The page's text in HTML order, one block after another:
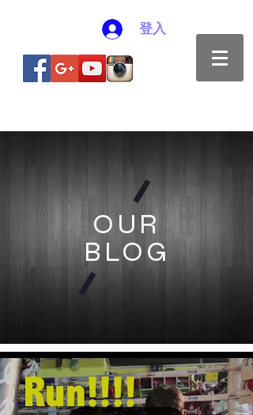
登入
OUR
BLOG